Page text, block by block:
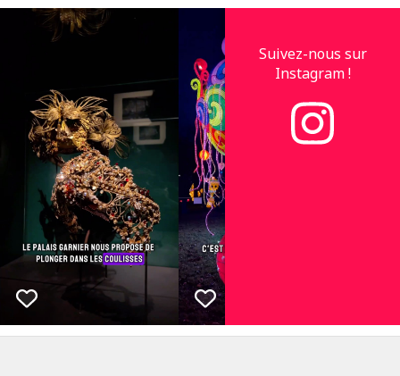
Suivez-nous sur
Instagram !